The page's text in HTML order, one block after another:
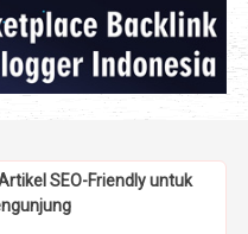
SEO-Friendly untuk